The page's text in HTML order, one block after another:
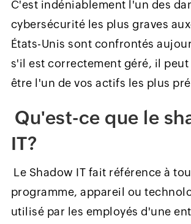
C'est indéniablement l'un des
cybersécurité les plus graves
États-Unis sont confrontés
s'il est correctement géré, il
être l'un de vos actifs les plus
Qu'est-ce que le
IT?
Le Shadow IT fait référence à
programme, appareil ou
utilisé par les employés d'une